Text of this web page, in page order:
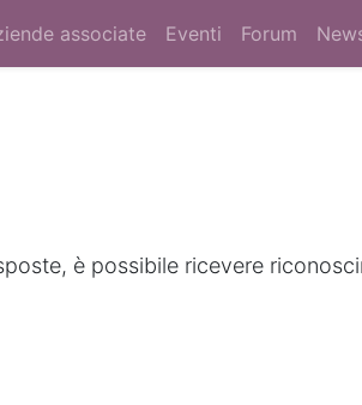
associate Eventi Forum
è possibile ricevere